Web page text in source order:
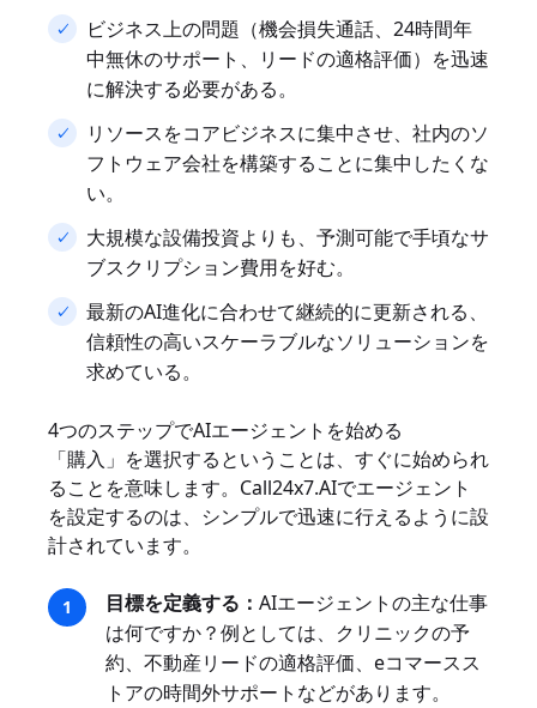
ビジネス上の問題（機会損失通話、24時間年
中無休のサポート、リードの適格評価）を迅速
に解決する必要がある。
リソースをコアビジネスに集中させ、社内のソ
フトウェア会社を構築することに集中したくな
い。
大規模な設備投資よりも、予測可能で手頃なサ
ブスクリプション費用を好む。
最新のAI進化に合わせて継続的に更新される、
信頼性の高いスケーラブルなソリューションを
求めている。
4つのステップでAIエージェントを始める
「購入」を選択するということは、すぐに始められ
ることを意味します。Call24x7.AIでエージェント
を設定するのは、シンプルで迅速に行えるように設
計されています。
目標を定義する： AIエージェントの主な仕事
は何ですか？例としては、クリニックの予
約、不動産リードの適格評価、eコマースス
トアの時間外サポートなどがあります。